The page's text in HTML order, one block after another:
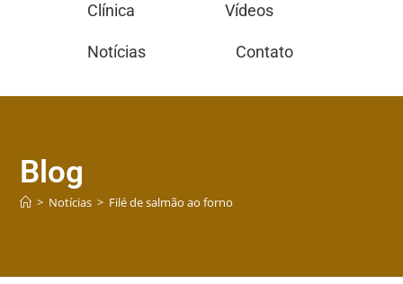
Clínica Vídeos
Notícias Contato
Blog
> Notícias > Filé de salmão ao forno